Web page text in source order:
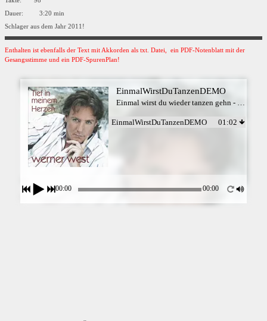
Dauer: 3:20 min
Schlager aus dem Jahr 2011!
Enthalten ist ebenfalls der Text mit Akkorden als txt. Datei, ein PDF-Notenblatt mit der
Gesangsstimme und ein PDF-SpurenPlan!
EinmalWirstDuTanzenDEMO
EinmalWirstDuTanzenDEMO 01:02
00:00 00:00